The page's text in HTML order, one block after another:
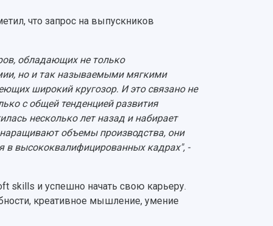
что запрос на выпускников
обладающих не только
но и так называемыми мягкими
широкий кругозор. И это связано не
с общей тенденцией развития
несколько лет назад и набирает
объемы производства, они
в высококвалифицированных кадрах", -
skills и успешно начать свою карьеру.
креативное мышление, умение